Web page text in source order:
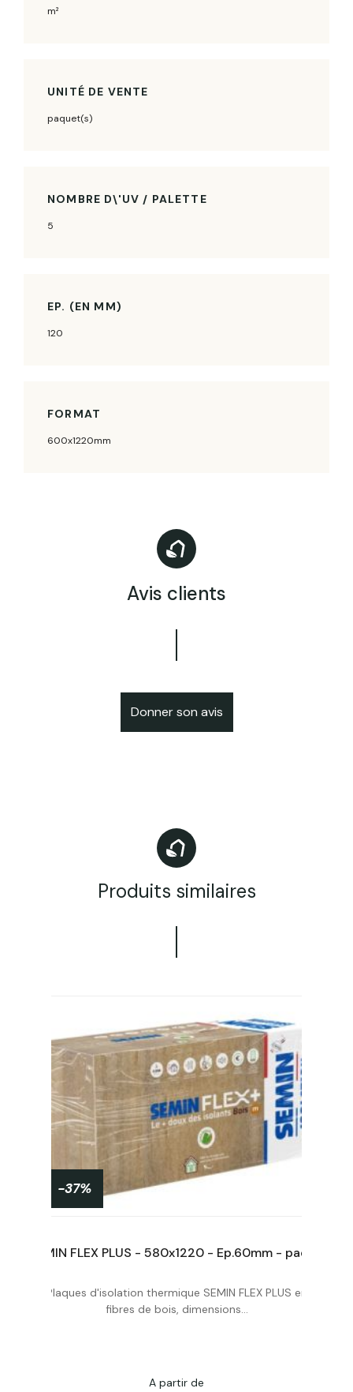
m²
UNITÉ DE VENTE
paquet(s)
NOMBRE D\'UV / PALETTE
5
EP. (EN MM)
120
FORMAT
600x1220mm
Avis clients
Donner son avis
Produits similaires
Acheter
-37%
Plaques d'isolation thermique SEMIN FLEX PLUS en
fibres de bois, dimensions...
A partir de